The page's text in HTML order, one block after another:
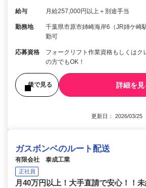
給与 月給257,000円以上＋別途手当
勤務地
千葉県市原市姉崎海岸6（JR姉ケ崎
勤可
応募資格
フォークリフト作業資格もしくは
の方でもOK！
後で見る 詳細を見
更新日： 2026/03/
ガスボンベのルート配送
有限会社 泰成工業
正社員
月40万円以上！大手直請で安心！！